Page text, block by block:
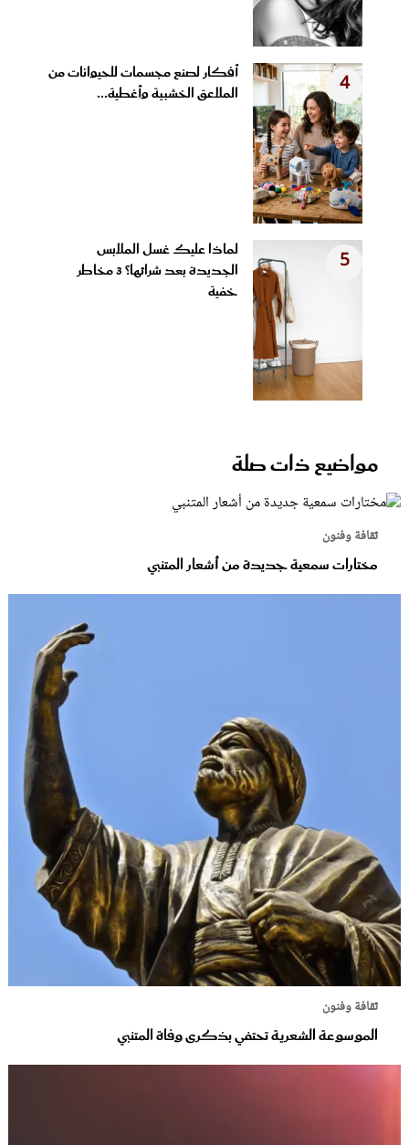
4
أفكار لصنع مجسمات للحيوانات من
الملاعق الخشبية وأغطية...
5
لماذا عليك غسل الملابس
الجديدة بعد شرائها؟ 3 مخاطر
خفية
مواضيع ذات صلة
ثقافة وفنون
مختارات سمعية جديدة من أشعار المتنبي
ثقافة وفنون
الموسوعة الشعرية تحتفي بذكرى وفاة المتنبي